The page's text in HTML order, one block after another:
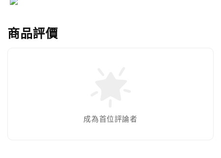
商品評價
成為首位評論者